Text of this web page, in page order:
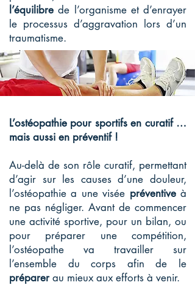
l’équilibrede l’organisme et d’enrayer
le processus d’aggravation lors d’un
traumatisme.
L’ostéopathie pour sportifs en curatif …
mais aussi en préventif !
Au-delà de son rôle curatif, permettant
d’agir sur les causes d’une douleur,
l’ostéopathie a une visée préventiveà
ne pas négliger. Avant de commencer
une activité sportive, pour un bilan, ou
pour préparer une compétition,
l’ostéopathe va travailler sur
l’ensemble du corps afin de le
préparerau mieux aux efforts à venir.